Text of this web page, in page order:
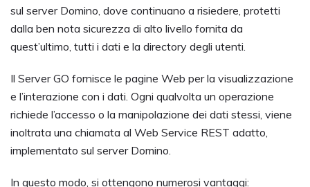
sul server Domino, dove continuano a risiedere, protetti
dalla ben nota sicurezza di alto livello fornita da
quest’ultimo, tutti i dati e la directory degli utenti.
Il Server GO fornisce le pagine Web per la visualizzazione
e l’interazione con i dati. Ogni qualvolta un operazione
richiede l’accesso o la manipolazione dei dati stessi, viene
inoltrata una chiamata al Web Service REST adatto,
implementato sul server Domino.
In questo modo, si ottengono numerosi vantaggi: